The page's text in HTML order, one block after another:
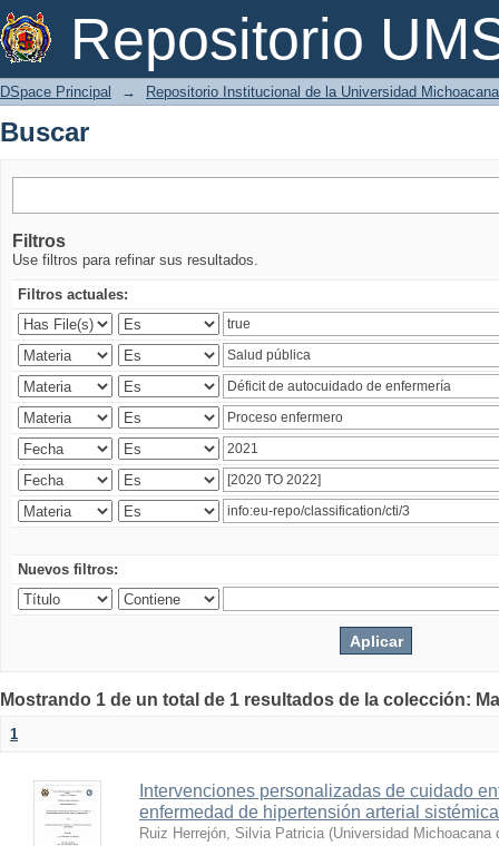
Repositorio
Buscar
DSpace Principal → Repositorio Institucional de la Universidad
Buscar
Filtros
Use filtros para refinar sus resultados.
Filtros actuales:
Nuevos filtros:
Mostrando 1 de un total de 1 resultados de la colección:
1
Intervenciones personalizadas de cuidado
enfermedad de hipertensión arterial
Ruiz Herrejón, Silvia Patricia (Universidad Michoacana